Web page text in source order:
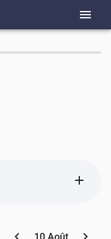
menu
add
10 Août